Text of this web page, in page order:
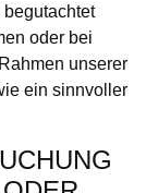
oder bei
unserer
ein sinnvoller